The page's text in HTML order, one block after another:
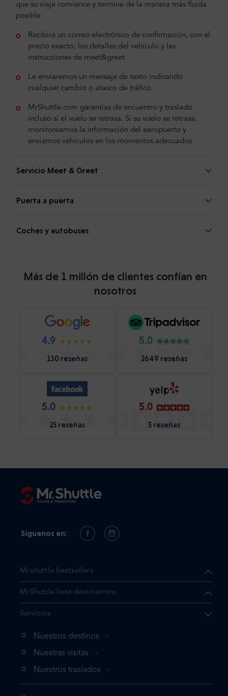
que su viaje comience y termine de la manera más fluida
posible
Recibirá un correo electrónico de confirmación, con el
precio exacto, los detalles del vehículo y las
instrucciones de meet&greet
Le enviaremos un mensaje de texto indicando
cualquier cambio o atasco de tráfico
MrShuttle.com garantías de encuentro y traslado
incluso si el vuelo se retrasa. Si su vuelo se retrasa,
monitoreamos la información del aeropuerto y
enviamos vehículos en los momentos adecuados
Servicio Meet & Greet
Puerta a puerta
Coches y autobuses
Más de 1 millón de clientes confían en
nosotros
4.9
130 reseñas
5.0
2649 reseñas
5.0
25 reseñas
5.0
5 reseñas
el producto que busca ya
vaya directamente a su
su reserva.
una vez
Mrshuttle bestsellers
MrShuttle best destinations
Servicios
Nuestros destinos
Nuestras visitas
Nuestros traslados
Síguenos en: